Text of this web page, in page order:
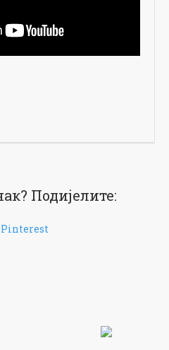
Подијелите:
Pinterest